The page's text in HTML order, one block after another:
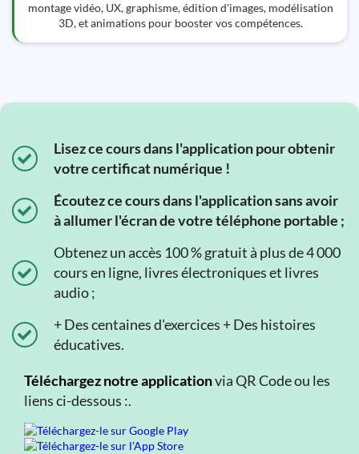
montage vidéo, UX, graphisme, édition d'images, modélisation
3D, et animations pour booster vos compétences.
Lisez ce cours dans l'application pour obtenir
votre certificat numérique !
Écoutez ce cours dans l'application sans avoir
à allumer l'écran de votre téléphone portable ;
Obtenez un accès 100 % gratuit à plus de 4 000
cours en ligne, livres électroniques et livres
audio ;
+ Des centaines d'exercices + Des histoires
éducatives.
Téléchargez notre applicationvia QR Code ou les
liens ci-dessous :.